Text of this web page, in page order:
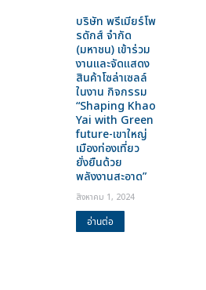
บริษัท พรีเมียร์โพ
รดักส์ จำกัด
(มหาชน) เข้าร่วม
งานและจัดแสดง
สินค้าโซล่าเซลล์
ในงาน กิจกรรม
“Shaping Khao
Yai with Green
future-เขาใหญ่
เมืองท่องเที่ยว
ยั่งยืนด้วย
พลังงานสะอาด”
สิงหาคม 1, 2024
อ่านต่อ